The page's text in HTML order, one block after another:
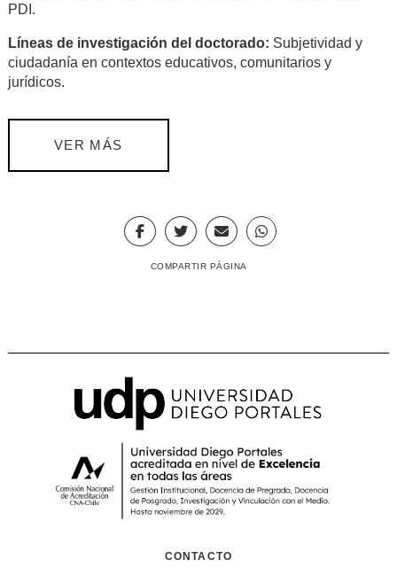
PDI.
Líneas de investigación del doctorado: Subjetividad y
ciudadanía en contextos educativos, comunitarios y
jurídicos.
VER MÁS
COMPARTIR PÁGINA
CONTACTO